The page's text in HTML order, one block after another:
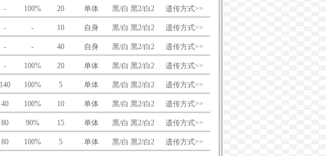
- 100% 20 单体 黑/白 黑2/白2 遗传方式>>
- - 10 自身 黑/白 黑2/白2 遗传方式>>
- - 40 自身 黑/白 黑2/白2 遗传方式>>
- 100% 20 单体 黑/白 黑2/白2 遗传方式>>
140 100% 5 单体 黑/白 黑2/白2 遗传方式>>
40 100% 10 单体 黑/白 黑2/白2 遗传方式>>
80 90% 15 单体 黑/白 黑2/白2 遗传方式>>
80 100% 5 单体 黑/白 黑2/白2 遗传方式>>